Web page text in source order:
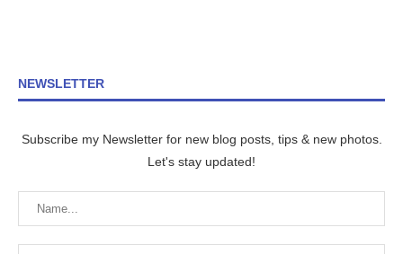
NEWSLETTER
Subscribe my Newsletter for new blog posts, tips & new photos.
Let's stay updated!